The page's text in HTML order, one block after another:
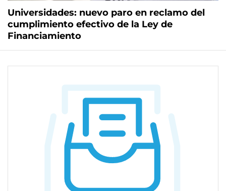
Universidades: nuevo paro en reclamo del
cumplimiento efectivo de la Ley de
Financiamiento